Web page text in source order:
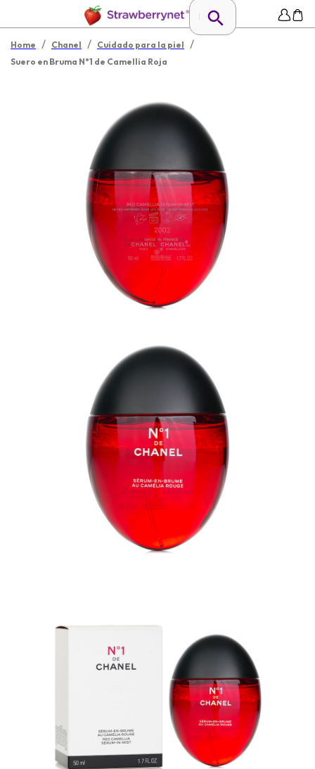
Home / Chanel / Cuidado para la piel /
Suero en Bruma N°1 de Camellia Roja